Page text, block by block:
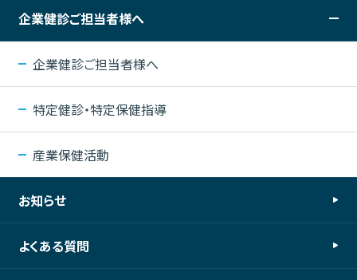
企業健診ご担当者様へ
企業健診ご担当者様へ
特定健診・特定保健指導
産業保健活動
お知らせ
よくある質問